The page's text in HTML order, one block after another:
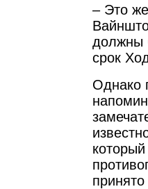
– Это
должны
срок
Однако